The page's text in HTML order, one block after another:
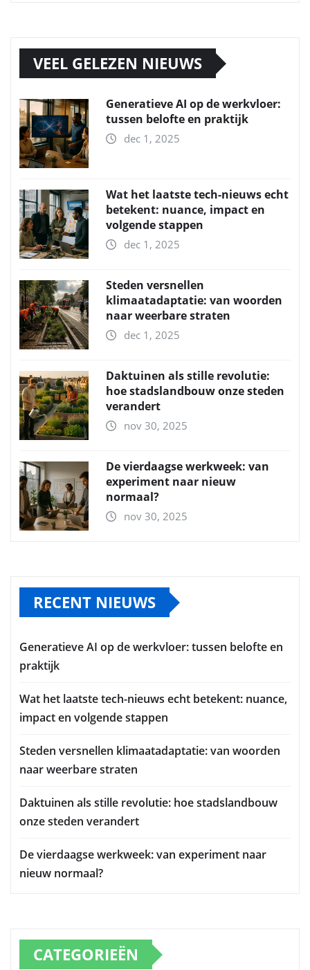
VEEL GELEZEN NIEUWS
Generatieve AI op de werkvloer:
tussen belofte en praktijk
dec 1, 2025
Wat het laatste tech-nieuws echt
betekent: nuance, impact en
volgende stappen
dec 1, 2025
Steden versnellen
klimaatadaptatie: van woorden
naar weerbare straten
dec 1, 2025
Daktuinen als stille revolutie:
hoe stadslandbouw onze steden
verandert
nov 30, 2025
De vierdaagse werkweek: van
experiment naar nieuw
normaal?
nov 30, 2025
RECENT NIEUWS
Generatieve AI op de werkvloer: tussen belofte en
praktijk
Wat het laatste tech-nieuws echt betekent: nuance,
impact en volgende stappen
Steden versnellen klimaatadaptatie: van woorden
naar weerbare straten
Daktuinen als stille revolutie: hoe stadslandbouw
onze steden verandert
De vierdaagse werkweek: van experiment naar
nieuw normaal?
CATEGORIEËN